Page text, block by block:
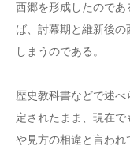
西郷を形成したので
ば、討幕期と維新後
しまうのである。
歴史教科書などで述
定されたまま、現在
や見方の相違と言われ